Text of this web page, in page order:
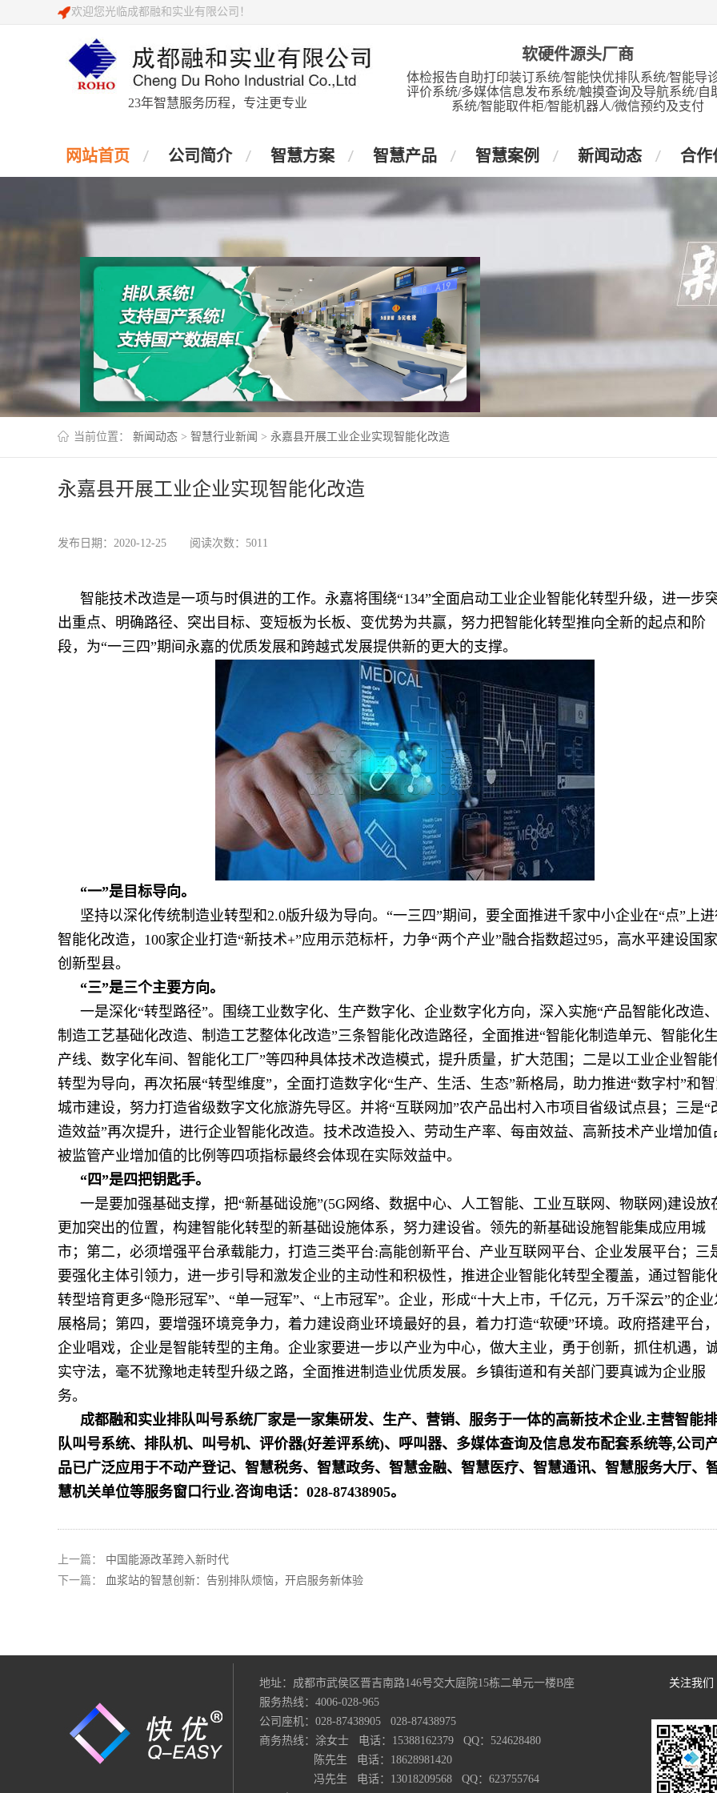
欢迎您光临成都融和实业有限公司！
23年智慧服务历程，专注更专业
软硬件源头厂商
体检报告自助打印装订系统/智能快优排队系统/智能导
评价系统/多媒体信息发布系统/触摸查询及导航系统/自
系统/智能取件柜/智能机器人/微信预约及支付
网站首页 公司简介 智慧方案 智慧产品 智慧案例 新闻动态 合作
当前位置： 新闻动态 > 智慧行业新闻 > 永嘉县开展工业企业实现智能化改造
永嘉县开展工业企业实现智能化改造
发布日期：2020-12-25 阅读次数：5011
智能技术改造是一项与时俱进的工作。永嘉将围绕“134”全面启动工业企业智能化转型升级，进一步
出重点、明确路径、突出目标、变短板为长板、变优势为共赢，努力把智能化转型推向全新的起点和阶
段，为“一三四”期间永嘉的优质发展和跨越式发展提供新的更大的支撑。
“一”是目标导向。
坚持以深化传统制造业转型和2.0版升级为导向。“一三四”期间，要全面推进千家中小企业在“点”上
智能化改造，100家企业打造“新技术+”应用示范标杆，力争“两个产业”融合指数超过95，高水平建设国家
创新型县。
“三”是三个主要方向。
一是深化“转型路径”。围绕工业数字化、生产数字化、企业数字化方向，深入实施“产品智能化改造、
制造工艺基础化改造、制造工艺整体化改造”三条智能化改造路径，全面推进“智能化制造单元、智能化生
产线、数字化车间、智能化工厂”等四种具体技术改造模式，提升质量，扩大范围；二是以工业企业智能
转型为导向，再次拓展“转型维度”，全面打造数字化“生产、生活、生态”新格局，助力推进“数字村”和
城市建设，努力打造省级数字文化旅游先导区。并将“互联网加”农产品出村入市项目省级试点县；三是“
造效益”再次提升，进行企业智能化改造。技术改造投入、劳动生产率、每亩效益、高新技术产业增加值
被监管产业增加值的比例等四项指标最终会体现在实际效益中。
“四”是四把钥匙手。
一是要加强基础支撑，把“新基础设施”(5G网络、数据中心、人工智能、工业互联网、物联网)建设放
更加突出的位置，构建智能化转型的新基础设施体系，努力建设省。领先的新基础设施智能集成应用城
市；第二，必须增强平台承载能力，打造三类平台:高能创新平台、产业互联网平台、企业发展平台；三
要强化主体引领力，进一步引导和激发企业的主动性和积极性，推进企业智能化转型全覆盖，通过智能
转型培育更多“隐形冠军”、“单一冠军”、“上市冠军”。企业，形成“十大上市，千亿元，万千深云”的企业
展格局；第四，要增强环境竞争力，着力建设商业环境最好的县，着力打造“软硬”环境。政府搭建平台，
企业唱戏，企业是智能转型的主角。企业家要进一步以产业为中心，做大主业，勇于创新，抓住机遇，
实守法，毫不犹豫地走转型升级之路，全面推进制造业优质发展。乡镇街道和有关部门要真诚为企业服
务。
成都融和实业排队叫号系统厂家是一家集研发、生产、营销、服务于一体的高新技术企业.主营智能排
队叫号系统、排队机、叫号机、评价器(好差评系统)、呼叫器、多媒体查询及信息发布配套系统等,公司
品已广泛应用于不动产登记、智慧税务、智慧政务、智慧金融、智慧医疗、智慧通讯、智慧服务大厅、
慧机关单位等服务窗口行业.咨询电话：028-87438905。
上一篇： 中国能源改革跨入新时代
下一篇：
血浆站的智慧创新：告别排队烦恼，开启服务新体验
地址：成都市武侯区晋吉南路146号交大庭院15栋二单元一楼B座
服务热线：4006-028-965
公司座机：028-87438905 028-87438975
商务热线：涂女士 电话：15388162379 QQ：524628480
陈先生 电话：18628981420
冯先生 电话：13018209568 QQ：623755764
关注我们